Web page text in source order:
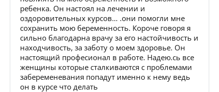
ребенка. Он настоял на лечении и
оздоровительных курсов… .они помогли мне
сохранить мою беременность. Короче говоря я
сильно благодарна врачу за его настойчивость и
находчивость, за заботу о моем здоровье. Он
настоящий професионал в работе. Надею.сь все
женщины которые сталкиваются с проблемами
забеременевания попадут именно к нему ведь
он в курсе что делать